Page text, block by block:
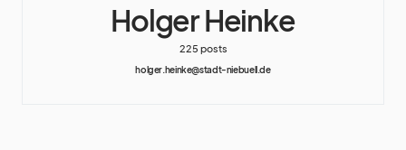
Holger Heinke
225 posts
holger.heinke@stadt-niebuell.de